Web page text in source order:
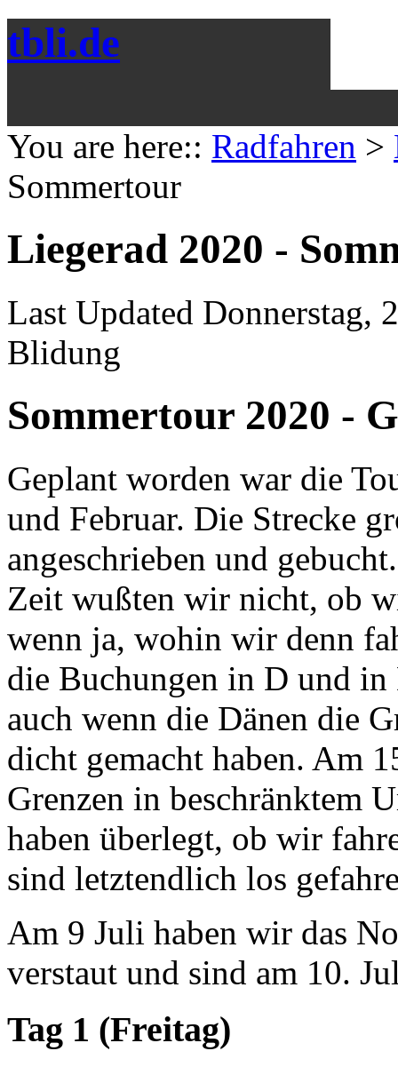
tbli.de
You are here:: Radfahren >
Sommertour
Liegerad 2020 -
Last Updated Donnerstag,
Blidung
Sommertour 2020 -
Geplant worden war die
und Februar. Die Strecke
angeschrieben und
Zeit wußten wir nicht, ob
wenn ja, wohin wir denn
die Buchungen in D und in
auch wenn die Dänen die
dicht gemacht haben. Am
Grenzen in beschränktem
haben überlegt, ob wir
sind letztendlich los
Am 9 Juli haben wir das
verstaut und sind am 10.
Tag 1 (Freitag)